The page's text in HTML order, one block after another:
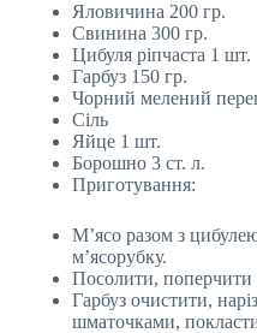
Яловичина 200 гр.
Свинина 300 гр.
Цибуля ріпчаста 1 шт.
Гарбуз 150 гр.
Чорний мелений
Сіль
Яйце 1 шт.
Борошно 3 ст. л.
Приготування:
М’ясо разом з
м’ясорубку.
Посолити,
Гарбуз очистити,
шматочками,